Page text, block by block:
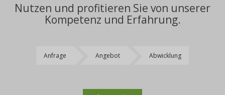
Nutzen und profitieren Sie von unserer
Kompetenz und Erfahrung.
Anfrage Angebot Abwicklung